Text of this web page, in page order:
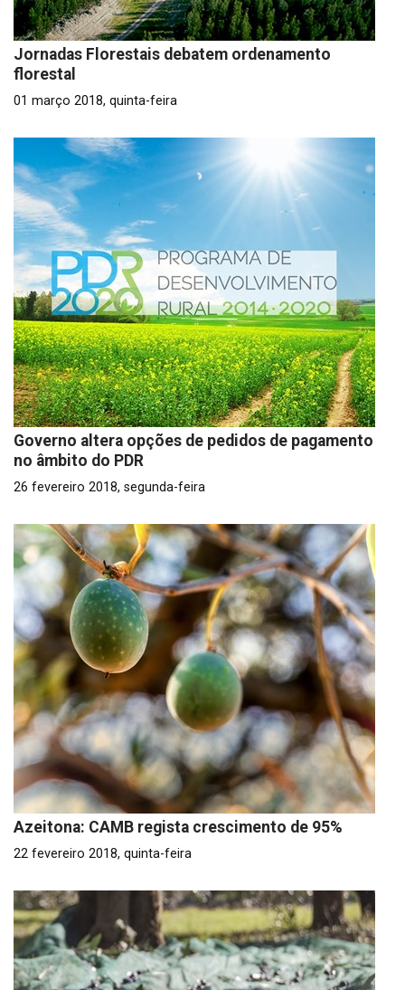
Jornadas Florestais debatem ordenamento
florestal
01 março 2018, quinta-feira
Governo altera opções de pedidos de pagamento
no âmbito do PDR
26 fevereiro 2018, segunda-feira
Azeitona: CAMB regista crescimento de 95%
22 fevereiro 2018, quinta-feira